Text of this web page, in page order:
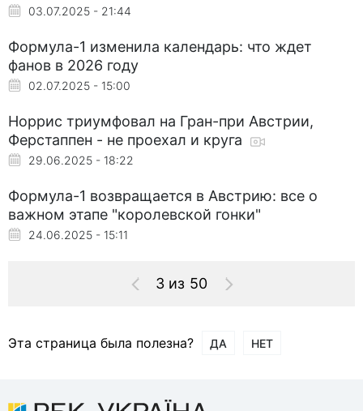
03.07.2025 - 21:44
Формула-1 изменила календарь: что ждет
фанов в 2026 году
02.07.2025 - 15:00
Норрис триумфовал на Гран-при Австрии,
Ферстаппен - не проехал и круга
29.06.2025 - 18:22
Формула-1 возвращается в Австрию: все о
важном этапе "королевской гонки"
24.06.2025 - 15:11
3 из 50
Эта страница была полезна? ДА НЕТ